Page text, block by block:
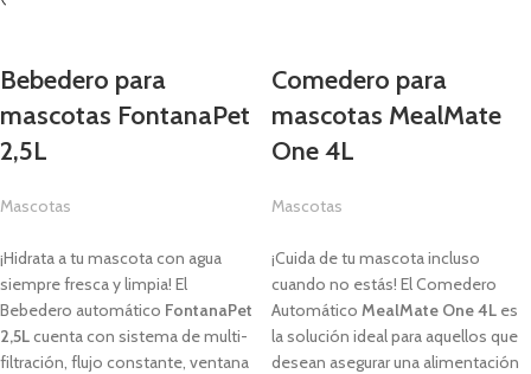
Bebedero para
mascotas FontanaPet
2,5L
Mascotas
¡Hidrata a tu mascota con agua
siempre fresca y limpia! El
Bebedero automático FontanaPet
2,5Lcuenta con sistema de multi-
filtración, flujo constante, ventana
Comedero para
mascotas MealMate
One 4L
Mascotas
¡Cuida de tu mascota incluso
cuando no estás! El Comedero
Automático MealMate One4L es
la solución ideal para aquellos que
desean asegurar una alimentación